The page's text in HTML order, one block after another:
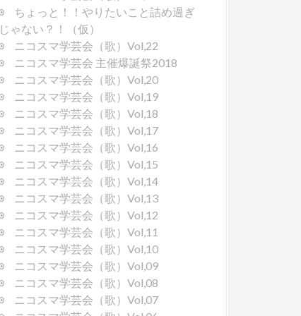
ちょっと！！やりたいこと詰め過ぎ
じゃない？！（仮）
ニコスマ学芸会（歌）Vol,22
ニコスマ学芸会 主催爆誕祭2018
ニコスマ学芸会（歌）Vol,20
ニコスマ学芸会（歌）Vol,19
ニコスマ学芸会（歌）Vol,18
ニコスマ学芸会（歌）Vol,17
ニコスマ学芸会（歌）Vol,16
ニコスマ学芸会（歌）Vol,15
ニコスマ学芸会（歌）Vol,14
ニコスマ学芸会（歌）Vol,13
ニコスマ学芸会（歌）Vol,12
ニコスマ学芸会（歌）Vol,11
ニコスマ学芸会（歌）Vol,10
ニコスマ学芸会（歌）Vol,09
ニコスマ学芸会（歌）Vol,08
ニコスマ学芸会（歌）Vol,07